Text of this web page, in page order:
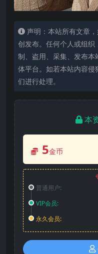
声明：本站所有文章
创发布。任何个人或组织
制、盗用、采集、发布
体平台。如若本站内容
们进行处理。
本
5金币
普通用户:
VIP会员:
永久会员: